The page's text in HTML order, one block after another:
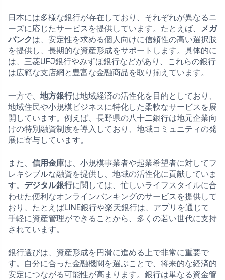
日本には多様な銀行が存在しており、それぞれが異なるニ
ーズに応じたサービスを提供しています。たとえば、
メガ
バンクは、安定性を求める個人向けに信頼性の高い選択肢
を提供し、長期的な資産形成をサポートします。具体的に
は、三菱UFJ銀行やみずほ銀行などがあり、これらの銀行
は広範な支店網と豊富な金融商品を取り揃えています。
一方で、 地方銀行は地域経済の活性化を目的としており、
地域住民や小規模ビジネスに特化した柔軟なサービスを展
開しています。例えば、長野県の八十二銀行は地元企業向
けの特別融資制度を導入しており、地域コミュニティの発
展に寄与しています。
また、 信用金庫は、小規模事業者や起業希望者に対してフ
レキシブルな融資を提供し、地域の活性化に貢献していま
す。 デジタル銀行に関しては、忙しいライフスタイルに合
わせた便利なオンラインバンキングのサービスを提供して
おり、たとえばLINE銀行や楽天銀行は、アプリを通じて
手軽に資産管理ができることから、多くの若い世代に支持
されています。
銀行選びは、資産形成を円滑に進める上で非常に重要で
す。自分に合った金融機関を選ぶことで、将来的な経済的
安定につながる可能性が高まります。銀行は単なる資金管